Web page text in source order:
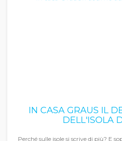
IN CASA GRAUS IL
DELL'ISOLA
Perché sulle isole si scrive di più? E